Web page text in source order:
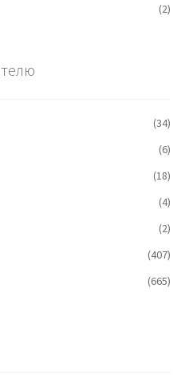
(2)
(34)
(6)
(18)
(4)
(2)
(407)
(665)